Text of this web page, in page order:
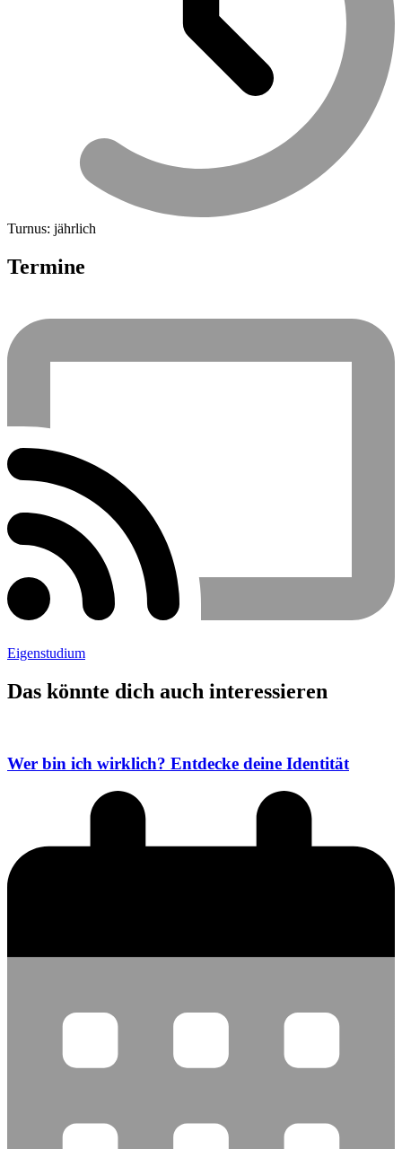
Turnus: jährlich
Termine
Eigenstudium
Das könnte dich auch interessieren
Wer bin ich wirklich? Entdecke deine Identität